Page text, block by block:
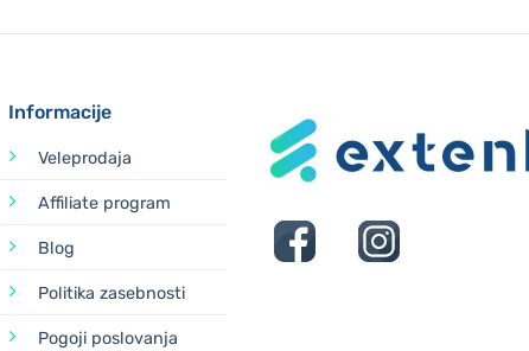
Informacije
Veleprodaja
Affiliate program
Blog
Politika zasebnosti
Pogoji poslovanja